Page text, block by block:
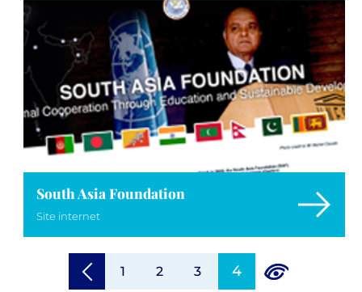
South Asia Foundation
Site internet
1 2 3 4